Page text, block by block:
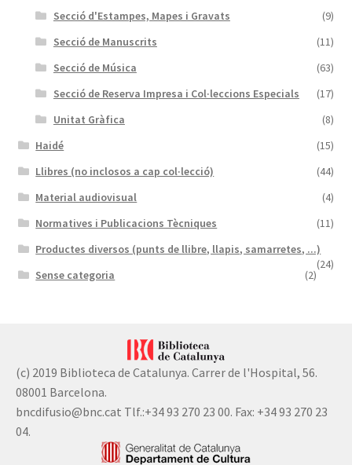
Secció d'Estampes, Mapes i Gravats
(9)
Secció de Manuscrits
(11)
Secció de Música
(63)
Secció de Reserva Impresa i Col·leccions Especials
(17)
Unitat Gràfica
(8)
Haidé
(15)
Llibres (no inclosos a cap col·lecció)
(44)
Material audiovisual
(4)
Normatives i Publicacions Tècniques
(11)
Productes diversos (punts de llibre, llapis, samarretes, ...)
(24)
Sense categoria (2)
(c) 2019 Biblioteca de Catalunya. Carrer de l'Hospital, 56.
08001 Barcelona.
bncdifusio@bnc.cat Tlf.:+34 93 270 23 00. Fax: +34 93 270 23
04.